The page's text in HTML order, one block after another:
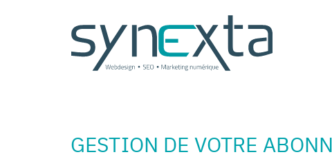
GESTION DE VOTRE